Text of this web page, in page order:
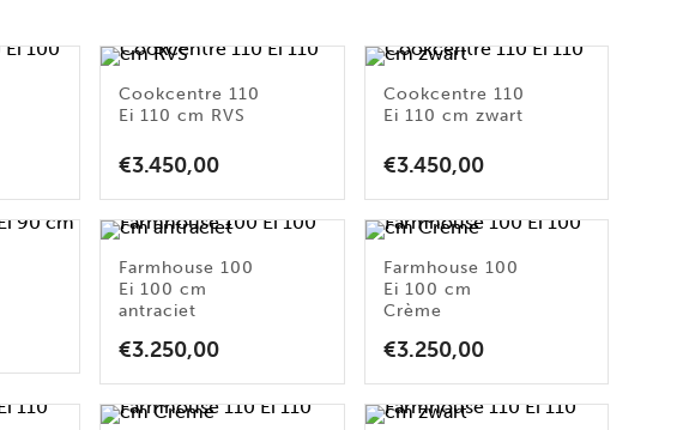
Cookcentre 110
Ei 110 cm RVS
€3.450,00
Cookcentre 110
Ei 110 cm zwart
€3.450,00
Farmhouse 100
Ei 100 cm
antraciet
€3.250,00
Farmhouse 100
Ei 100 cm
Crème
€3.250,00